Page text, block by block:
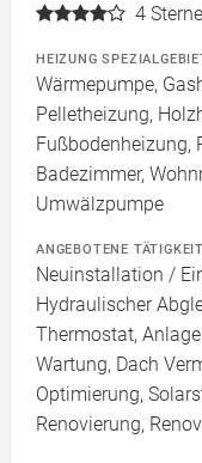
4
HEIZUNG
Wärmepumpe,
Pelletheizung,
Fußbodenheizung,
Badezimmer,
Umwälzpumpe
ANGEBOTENE
Neuinstallation /
Hydraulischer
Thermostat,
Wartung, Dach
Optimierung,
Renovierung,